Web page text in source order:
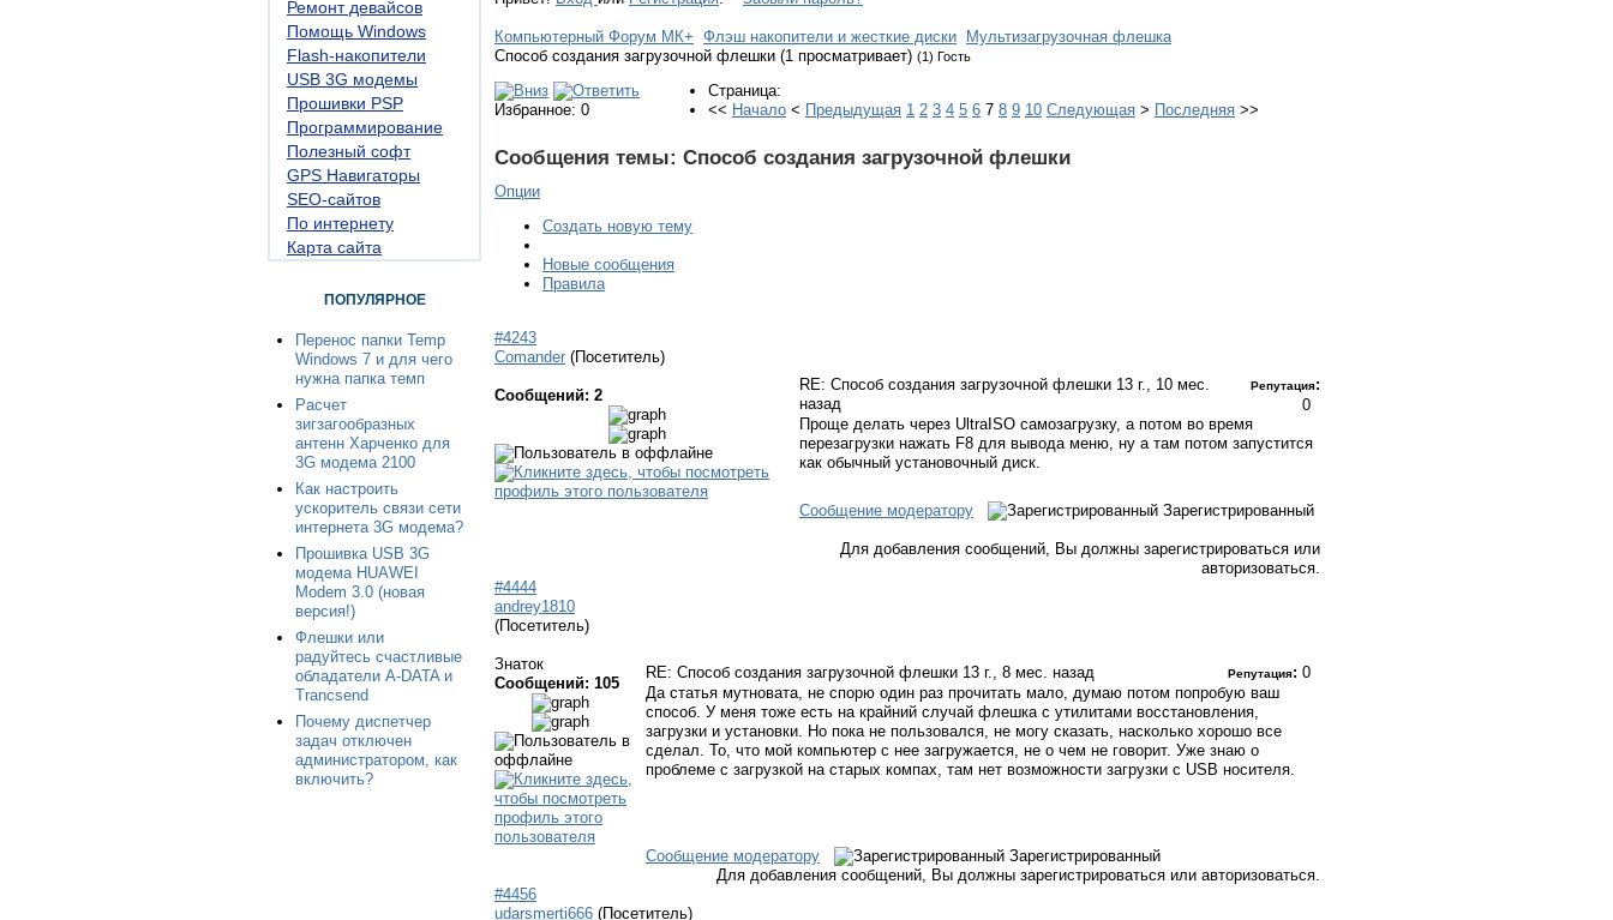
Ремонт девайсов
Помощь Windows
Flash-накопители
USB 3G модемы
Прошивки PSP
Программирование
Полезный софт
GPS Навигаторы
SEO-сайтов
По интернету
Карта сайта
ПОПУЛЯРНОЕ
Перенос папки Temp
Windows 7 и для чего
нужна папка темп
Расчет
зигзагообразных
антенн Харченко для
3G модема 2100
Как настроить
ускоритель связи сети
интернета 3G модема?
Прошивка USB 3G
модема HUAWEI
Modem 3.0 (новая
версия!)
Флешки или
радуйтесь счастливые
обладатели A-DATA и
Trancsend
Почему диспетчер
задач отключен
администратором, как
включить?
Компьютерный Форум МК+ Флэш накопители и жесткие диски
Мультизагрузочная флешка
Способ создания загрузочной флешки (1 просматривает) (1) Гость
Избранное: 0
Страница:
<< Начало < Предыдущая 1 2 3 4 5 6 7 8 9 10 Следующая > Последняя >>
Сообщения темы: Способ создания загрузочной флешки
Опции
Создать новую тему
Новые сообщения
Правила
#4243
Comander (Посетитель)
Сообщений: 2
RE: Способ создания загрузочной флешки 13 г., 10 мес.
назад
Репутация:
0
Проще делать через UltraISO самозагрузку, а потом во время
перезагрузки нажать F8 для вывода меню, ну а там потом запустится
как обычный установочный диск.
Сообщение модератору Зарегистрированный
Для добавления сообщений, Вы должны зарегистрироваться или
авторизоваться.
#4444
andrey1810
(Посетитель)
Знаток
Сообщений: 105
RE: Способ создания загрузочной флешки 13 г., 8 мес. назад Репутация: 0
Да статья мутновата, не спорю один раз прочитать мало, думаю потом попробую ваш
способ. У меня тоже есть на крайний случай флешка с утилитами восстановления,
загрузки и установки. Но пока не пользовался, не могу сказать, насколько хорошо все
сделал. То, что мой компьютер с нее загружается, не о чем не говорит. Уже знаю о
проблеме с загрузкой на старых компах, там нет возможности загрузки с USB носителя.
Сообщение модератору
Зарегистрированный
Для добавления сообщений, Вы должны зарегистрироваться или авторизоваться.
#4456
udarsmerti666 (Посетитель)